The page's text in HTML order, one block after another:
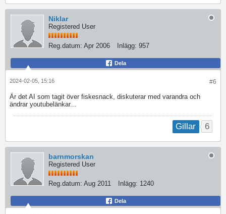
Niklar
Registered User
Reg.datum: Apr 2006 Inlägg: 957
Dela
#6
2024-02-05, 15:16
Är det AI som tagit över fiskesnack, diskuterar med varandra och
ändrar youtubelänkar...
Gillar 6
barnmorskan
Registered User
Reg.datum: Aug 2011 Inlägg: 1240
Dela